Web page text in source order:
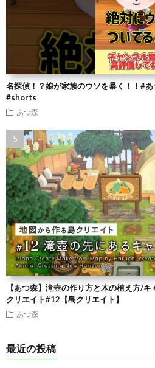
名探偵！？娘が家族のウソを暴く！！#
#shorts
あつ森
【あつ森】滝壺の作り方と木の植え方/
クリエイト#12【島クリエイト】
あつ森
最近の投稿